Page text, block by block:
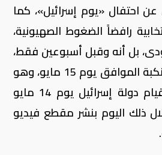
احتفال «يوم إسرائيل»، كما
رافضاً الضغوط الصهيونية،
بل أنه وقبل أسبوعين فقط،
وخلال إحياء ذكرى النكبة الموافق يوم 15 مايو، وهو
اليوم التالى لإعلان قيام دولة إسرائيل يوم 14 مايو
خلال ذلك اليوم بنشر مقطع فيديو